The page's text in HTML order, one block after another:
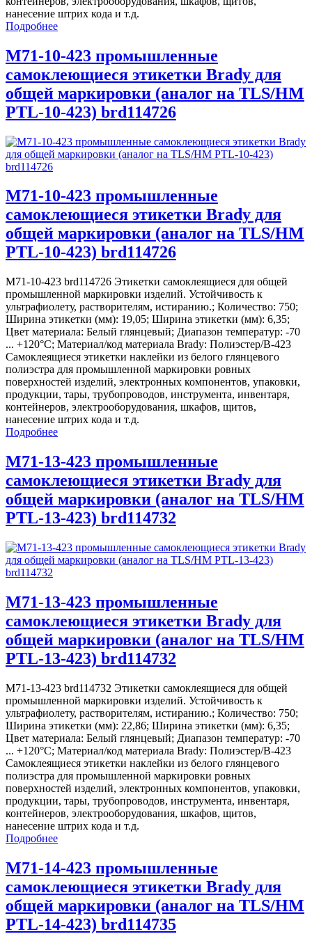
нанесение штрих кода и т.д.
Подробнее
M71-10-423 промышленные
самоклеющиеся этикетки Brady для
общей маркировки (аналог на TLS/HM
PTL-10-423) brd114726
M71-10-423 промышленные
самоклеющиеся этикетки Brady для
общей маркировки (аналог на TLS/HM
PTL-10-423) brd114726
M71-10-423 brd114726 Этикетки самоклеящиеся для общей
промышленной маркировки изделий. Устойчивость к
ультрафиолету, растворителям, истиранию.; Количество: 750;
Ширина этикетки (мм): 19,05; Ширина этикетки (мм): 6,35;
Цвет материала: Белый глянцевый; Диапазон температур: -70
... +120°С; Материал/код материала Brady: Полиэстер/В-423
Самоклеящиеся этикетки наклейки из белого глянцевого
полиэстра для промышленной маркировки ровных
поверхностей изделий, электронных компонентов, упаковки,
продукции, тары, трубопроводов, инструмента, инвентаря,
контейнеров, электрооборудования, шкафов, щитов,
нанесение штрих кода и т.д.
Подробнее
M71-13-423 промышленные
самоклеющиеся этикетки Brady для
общей маркировки (аналог на TLS/HM
PTL-13-423) brd114732
M71-13-423 промышленные
самоклеющиеся этикетки Brady для
общей маркировки (аналог на TLS/HM
PTL-13-423) brd114732
M71-13-423 brd114732 Этикетки самоклеящиеся для общей
промышленной маркировки изделий. Устойчивость к
ультрафиолету, растворителям, истиранию.; Количество: 750;
Ширина этикетки (мм): 22,86; Ширина этикетки (мм): 6,35;
Цвет материала: Белый глянцевый; Диапазон температур: -70
... +120°С; Материал/код материала Brady: Полиэстер/В-423
Самоклеящиеся этикетки наклейки из белого глянцевого
полиэстра для промышленной маркировки ровных
поверхностей изделий, электронных компонентов, упаковки,
продукции, тары, трубопроводов, инструмента, инвентаря,
контейнеров, электрооборудования, шкафов, щитов,
нанесение штрих кода и т.д.
Подробнее
M71-14-423 промышленные
самоклеющиеся этикетки Brady для
общей маркировки (аналог на TLS/HM
PTL-14-423) brd114735